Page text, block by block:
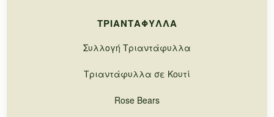
ΤΡΙΑΝΤΆΦΥΛΛΑ
Συλλογή Τριαντάφυλλα
Τριαντάφυλλα σε Κουτί
Rose Bears